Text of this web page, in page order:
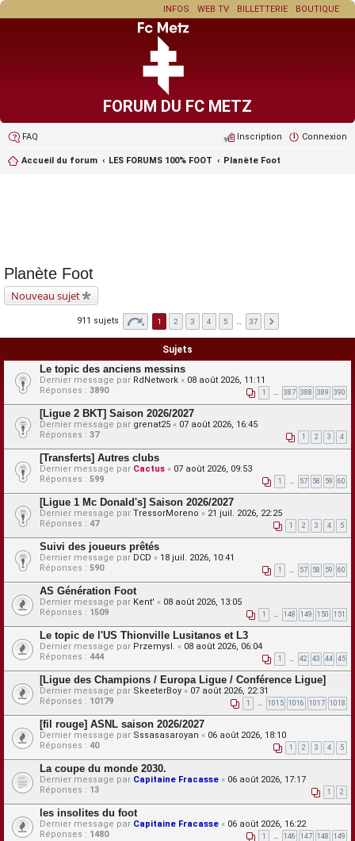
BOUTIQUE
BILLETTERIE
WEB TV
INFOS
FORUM DU FC METZ
FAQ Connexion
Inscription
Accueil du forum LES FORUMS 100% FOOT Planète Foot
Planète Foot
Nouveau sujet
911 sujets 1 2 3 4 5 37
Sujets
Le topic des anciens messins
Dernier message par RdNetwork « 08 août 2026, 11:11
Réponses : 3890 1 … 387 388 389 390
[Ligue 2 BKT] Saison 2026/2027
Dernier message par grenat25 « 07 août 2026, 16:45
Réponses : 37 1 2 3 4
[Transferts] Autres clubs
Dernier message par Cactus « 07 août 2026, 09:53
Réponses : 599 1 … 57 58 59 60
[Ligue 1 Mc Donald's] Saison 2026/2027
Dernier message par TressorMoreno « 21 juil. 2026, 22:25
Réponses : 47 1 2 3 4 5
Suivi des joueurs prêtés
Dernier message par DCD « 18 juil. 2026, 10:41
Réponses : 590 1 … 57 58 59 60
AS Génération Foot
Dernier message par Kent' « 08 août 2026, 13:05
Réponses : 1509 1 … 148 149 150 151
Le topic de l'US Thionville Lusitanos et L3
Dernier message par Przemysl. « 08 août 2026, 06:04
Réponses : 444 1 … 42 43 44 45
[Ligue des Champions / Europa Ligue / Conférence Ligue]
Dernier message par SkeeterBoy « 07 août 2026, 22:31
Réponses : 10179 1 … 1015 1016 1017 1018
[fil rouge] ASNL saison 2026/2027
Dernier message par Sssasasaroyan « 06 août 2026, 18:10
Réponses : 40 1 2 3 4 5
La coupe du monde 2030.
Dernier message par Capitaine Fracasse « 06 août 2026, 17:17
Réponses : 13 1 2
les insolites du foot
Dernier message par Capitaine Fracasse « 06 août 2026, 16:22
Réponses : 1480 1 … 146 147 148 149